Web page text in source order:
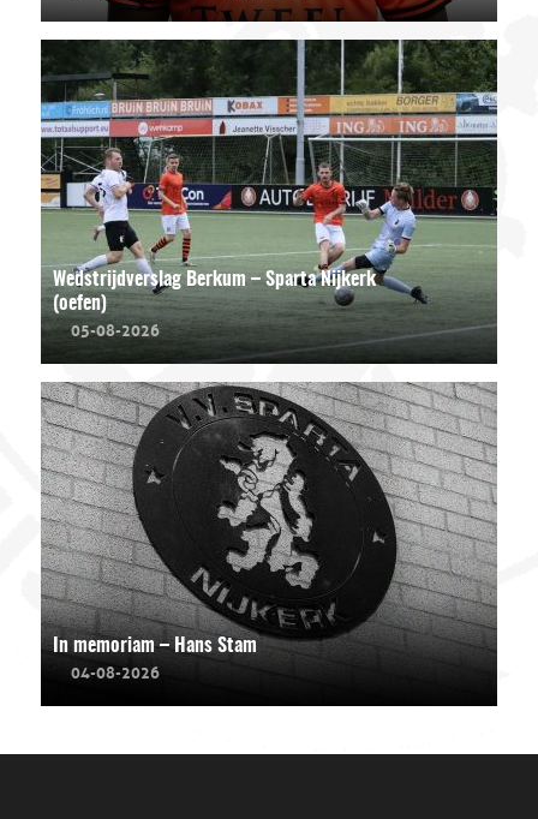
Wedstrijdverslag Berkum – Sparta Nijkerk
(oefen)
05-08-2026
In memoriam – Hans Stam
04-08-2026